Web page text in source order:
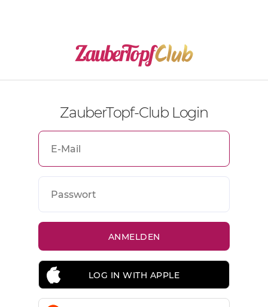
ZauberTopf-Club Login
LOG IN WITH APPLE